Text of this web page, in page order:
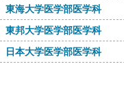
東海大学医学部医学科
東邦大学医学部医学科
日本大学医学部医学科